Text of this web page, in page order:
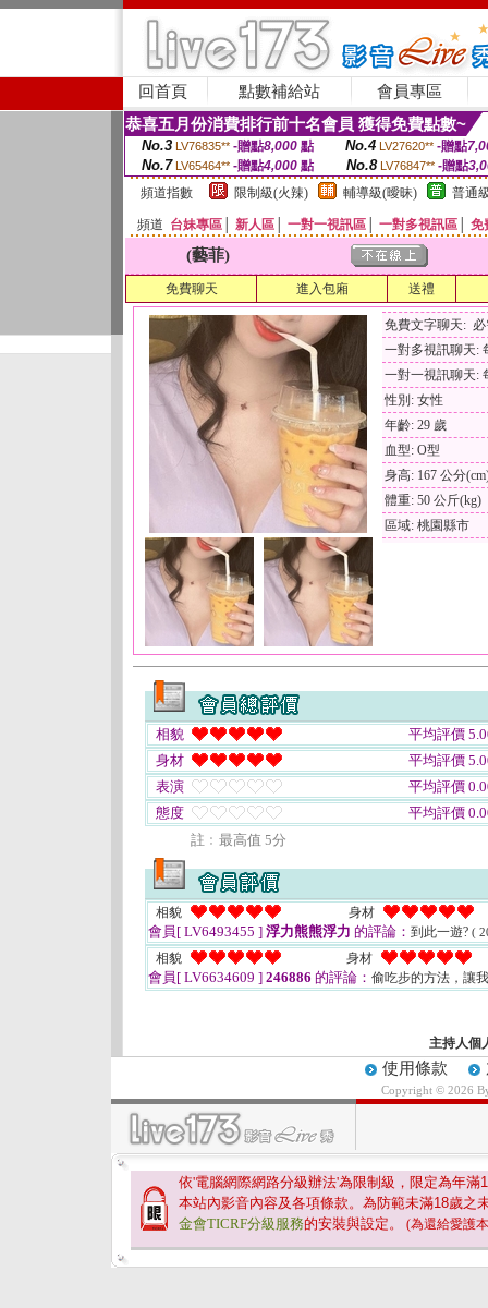
回首頁 點數補給站 會員專區
恭喜五月份消費排行前十名會員 獲得免費點數~
No.3 LV76835** -贈點8,000點 No.4 LV27620** -贈點
No.7 LV65464** -贈點4,000 點 No.8 LV76847** -贈點
頻道指數
限制級(火辣) 輔導級(曖昧) 普通
頻道 台妹專區 新人區 一對一視訊區 一對多視訊區 免
(藝菲)
免費聊天 進入包廂 送禮
免費文字聊天:
一對多視訊聊天:
一對一視訊聊天:
性別: 女性
年齡: 29 歲
血型: O型
身高: 167 公分
體重: 50 公斤(kg)
區域: 桃園縣市
相貌
平均評價
身材
平均評價
表演
平均評價
態度
平均評價
註﹕最高值 5分
相貌 身材
會員[ LV6493455 ] 浮力熊熊浮力 的評論： 到此一遊? (
相貌 身材
會員[ LV6634609 ] 246886 的評論： 偷吃步的方法，讓
主持人個
使用條款
Copyright © 2026
依'電腦網際網路分級辦法'為限制級，限定為年滿
本站內影音內容及各項條款。為防範未滿18歲之
金會TICRF分級服務的安裝與設定。 (為還給愛護